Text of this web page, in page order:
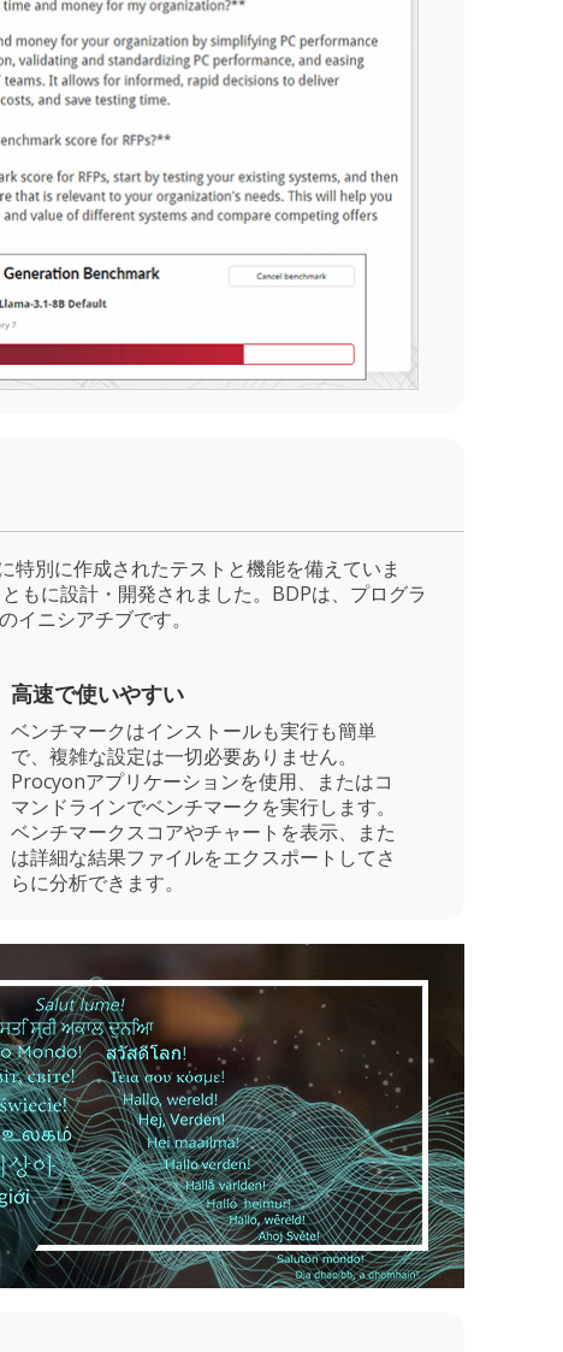
別に作成されたテストと機能を備えていま
もに設計・開発されました。BDPは、プログラ
ニシアチブです。
高速で使いやすい
ベンチマークはインストールも実行も簡単
で、複雑な設定は一切必要ありません。
Procyonアプリケーションを使用、またはコ
マンドラインでベンチマークを実行します。
ベンチマークスコアやチャートを表示、また
は詳細な結果ファイルをエクスポートしてさ
らに分析できます。